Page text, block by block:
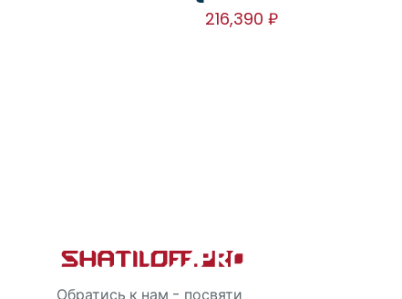
216,390₽
Обратись к нам - посвяти